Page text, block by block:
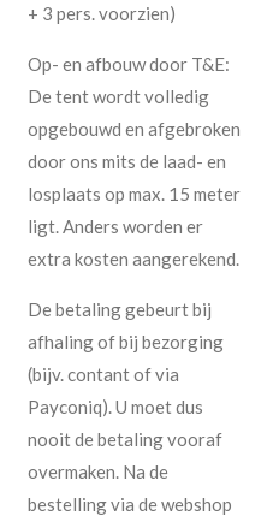
+ 3 pers. voorzien)
Op- en afbouw door T&E:
De tent wordt volledig
opgebouwd en afgebroken
door ons mits de laad- en
losplaats op max. 15 meter
ligt. Anders worden er
extra kosten aangerekend.
De betaling gebeurt bij
afhaling of bij bezorging
(bijv. contant of via
Payconiq). U moet dus
nooit de betaling vooraf
overmaken. Na de
bestelling via de webshop